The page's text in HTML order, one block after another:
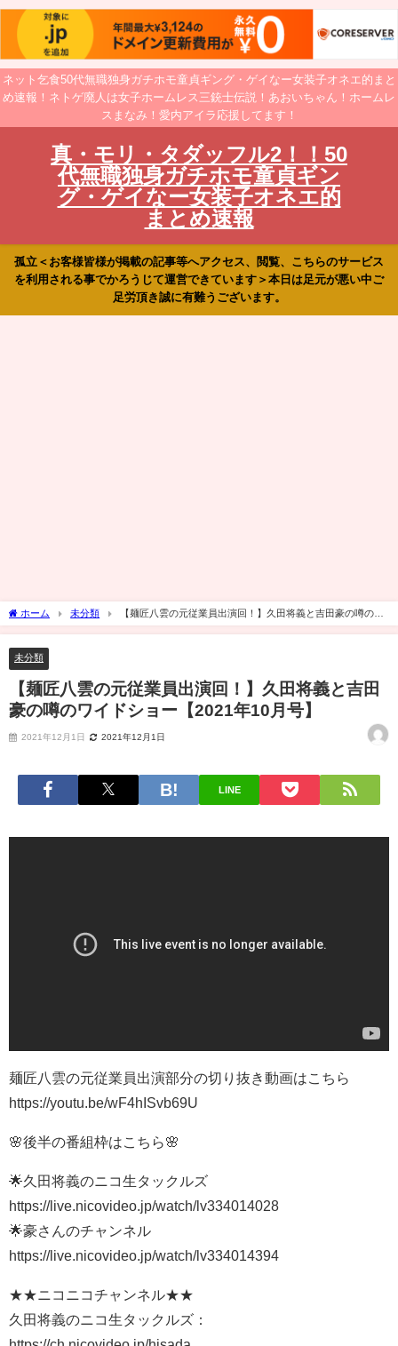
ネット乞食50代無職独身ガチホモ童貞ギング・ゲイなー女装子オネエ的まと
め速報！ネトゲ廃人は女子ホームレス三銃士伝説！あおいちゃん！ホームレ
スまなみ！愛内アイラ応援してます！
真・モリ・タダッフル2！！50
代無職独身ガチホモ童貞ギン
グ・ゲイなー女装子オネエ的
まとめ速報
孤立＜お客様皆様が掲載の記事等へアクセス、閲覧、こちらのサービス
を利用される事でかろうじて運営できています＞本日は足元が悪い中ご
足労頂き誠に有難うございます。
ホーム 未分類
【麺匠八雲の元従業員出演回！】久田将義と吉田豪の噂のワ
イドショー【2021年10月号】
未分類
【麺匠八雲の元従業員出演回！】久田将義と吉田
豪の噂のワイドショー【2021年10月号】
2021年12月1日 2021年12月1日
LINE
麺匠八雲の元従業員出演部分の切り抜き動画はこちら
https://youtu.be/wF4hISvb69U
🌸後半の番組枠はこちら🌸
🌟久田将義のニコ生タックルズ
https://live.nicovideo.jp/watch/lv334014028
🌟豪さんのチャンネル
https://live.nicovideo.jp/watch/lv334014394
★★ニコニコチャンネル★★
久田将義のニコ生タックルズ：